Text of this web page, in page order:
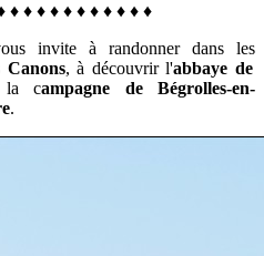
♦ ♦ ♦ ♦ ♦ ♦ ♦ ♦ ♦ ♦ ♦
invite à randonner dans les
Canons, à découvrir l'abbaye de
la campagne de Bégrolles-en-
.